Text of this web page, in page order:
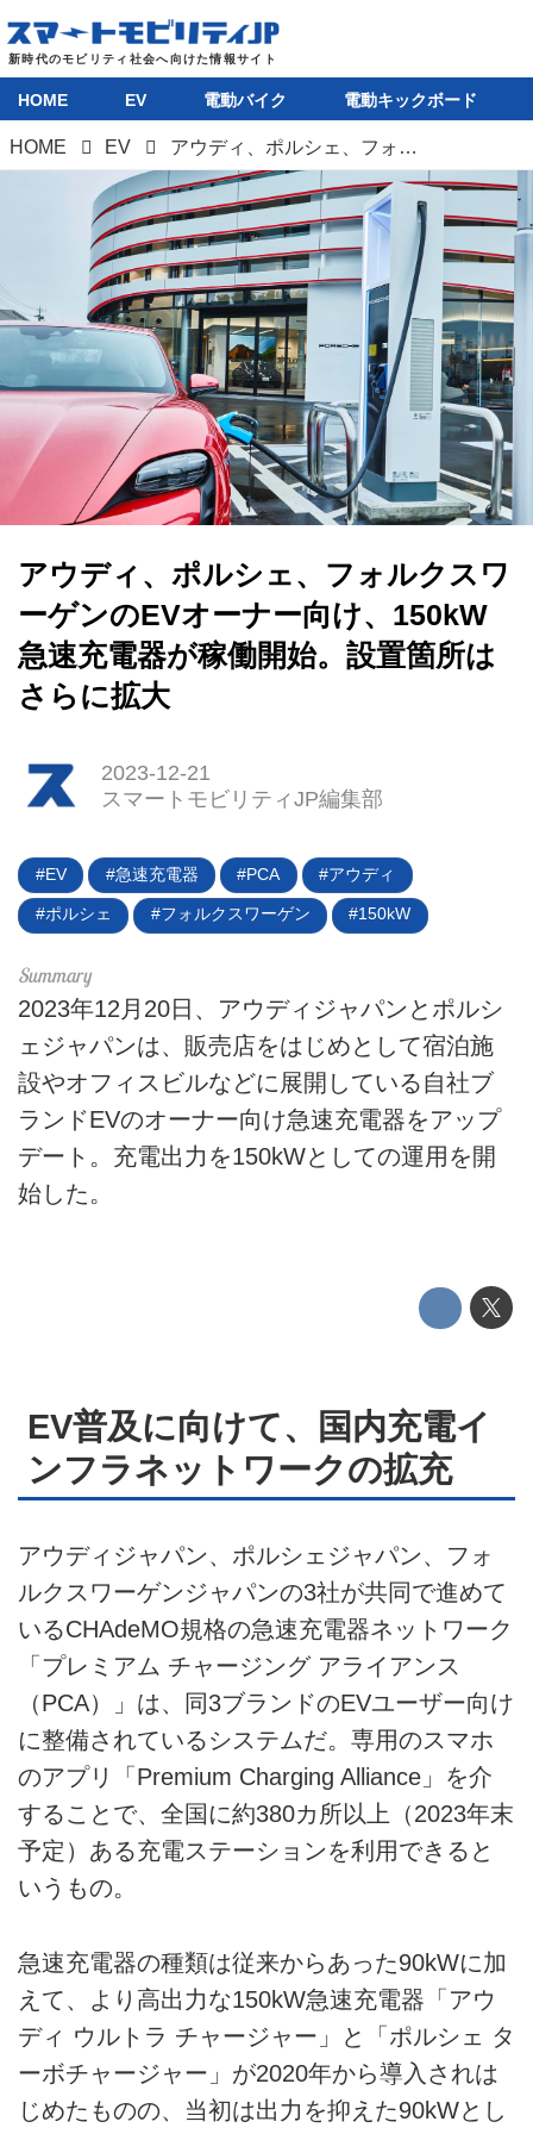
HOME
EV
電動バイク
ライフスタイル
テクノロジー
このメディアについて
利用規約
プライバシーポリシー
ライター名簿
HOME EV 電動バイク 電動キックボード
HOME EV アウディ、ポルシェ、フォルクスワーゲンのEVオーナー向け、150kW急速充電器が稼働開始。設置箇所はさらに拡大
アウディ、ポルシェ、フォルクスワ
ーゲンのEVオーナー向け、150kW
急速充電器が稼働開始。設置箇所は
さらに拡大
2023-12-21
スマートモビリティJP編集部
EV 急速充電器 PCA アウディ
ポルシェ フォルクスワーゲン 150kW
2023年12月20日、アウディジャパンとポルシ
ェジャパンは、販売店をはじめとして宿泊施
設やオフィスビルなどに展開している自社ブ
ランドEVのオーナー向け急速充電器をアップ
デート。充電出力を150kWとしての運用を開
始した。
EV普及に向けて、国内充電イ
ンフラネットワークの拡充
アウディジャパン、ポルシェジャパン、フォ
ルクスワーゲンジャパンの3社が共同で進めて
いるCHAdeMO規格の急速充電器ネットワーク
「プレミアム チャージング アライアンス
（PCA）」は、同3ブランドのEVユーザー向け
に整備されているシステムだ。専用のスマホ
のアプリ「Premium Charging Alliance」を介
することで、全国に約380カ所以上（2023年末
予定）ある充電ステーションを利用できると
いうもの。
急速充電器の種類は従来からあった90kWに加
えて、より高出力な150kW急速充電器「アウ
ディ ウルトラ チャージャー」と「ポルシェ タ
ーボチャージャー」が2020年から導入されは
じめたものの、当初は出力を抑えた90kWとし